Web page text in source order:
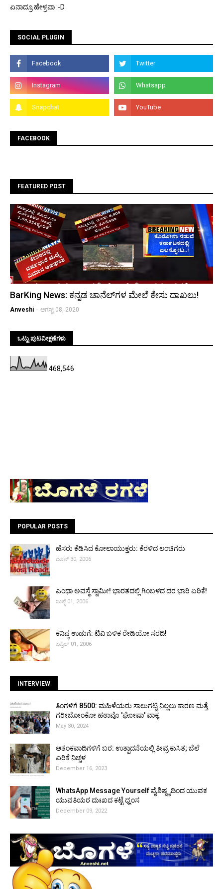
ಏನಾದ್ರೂ ಹೇಳ್ರಪಾ :-D
SOCIAL PLUGIN
FACEBOOK
FEATURED POST
BarKing News: ಕನ್ನಡ ಚಾನೆಲ್‌ಗಳ ಮೇಲೆ ಕೇಸು ದಾಖಲು!
Anveshi - ಆಗಸ್ಟ್ 08, 2020
ಒಟ್ಟು ಪುಟವೀಕ್ಷಣೆಗಳು
468,546
POPULAR POSTS
ಹೆಸರು ಕೆಡಿಸಿದ ಕೋಲಾಯುಕ್ತರು: ಕೆರಳಿದ ಲಂಚಿಗರು
ಜೂನ್ 30, 2006
ಎಂಥಾ ಅವಸ್ಥೆ ಸ್ವಾಮೀ! ಭಾರತದಲ್ಲಿ ಗಿಂಬಳದ ದರ ಭಾರಿ ಏರಿಕೆ!
ಜುಲೈ 01, 2006
ಕನಿಷ್ಠ ಉಡುಗೆ: ಟಿವಿ ಬಳಿಕ ರೇಡಿಯೋ ಸರದಿ!
ಏಪ್ರಿಲ್ 01, 2006
INTERVIEW
ತಿಂಗಳಿಗೆ ₹8500: ಮಹಿಳೆಯರು ಸಾಲುಗಟ್ಟಿ ನಿಲ್ಲಲು ಕಾರಣ ಮತ್ತೆ
ಗರೀಬೋಂಕೋ ಹಠಾವೊ 'ಘೋಷಾ' ವಾಕ್ಯ
May 30, 2024
ಆತಂಕವಾದಿಗಳಿಗೆ ಬರ: ಉತ್ಪಾದನೆಯಲ್ಲಿ ತೀವ್ರ ಕುಸಿತ; ಬೆಲೆ
ಏರಿಕೆ ನಿಚ್ಚಳ
December 16, 2023
WhatsApp Message Yourself ವೈಶಿಷ್ಟ್ಯದಿಂದ ಯುವಕ
ಯುವತಿಯರ ದುಃಖದ ಕಟ್ಟೆ ಧ್ವಂಸ
December 09, 2022